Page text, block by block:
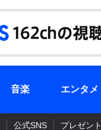
音楽 エンタメ
公式SNS プレゼント